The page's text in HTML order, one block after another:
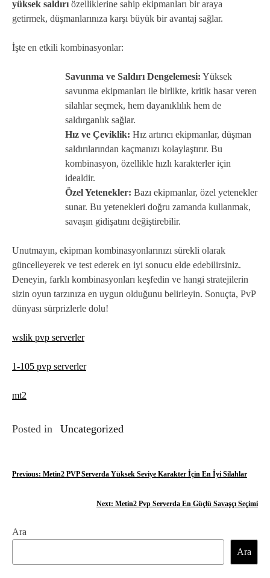
yüksek saldırı özelliklerine sahip ekipmanları bir araya
getirmek, düşmanlarınıza karşı büyük bir avantaj sağlar.
İşte en etkili kombinasyonlar:
Savunma ve Saldırı Dengelemesi: Yüksek
savunma ekipmanları ile birlikte, kritik hasar veren
silahlar seçmek, hem dayanıklılık hem de
saldırganlık sağlar.
Hız ve Çeviklik: Hız artırıcı ekipmanlar, düşman
saldırılarından kaçmanızı kolaylaştırır. Bu
kombinasyon, özellikle hızlı karakterler için
idealdir.
Özel Yetenekler: Bazı ekipmanlar, özel yetenekler
sunar. Bu yetenekleri doğru zamanda kullanmak,
savaşın gidişatını değiştirebilir.
Unutmayın, ekipman kombinasyonlarınızı sürekli olarak
güncelleyerek ve test ederek en iyi sonucu elde edebilirsiniz.
Deneyin, farklı kombinasyonları keşfedin ve hangi stratejilerin
sizin oyun tarzınıza en uygun olduğunu belirleyin. Sonuçta, PvP
dünyası sürprizlerle dolu!
wslik pvp serverler
1-105 pvp serverler
mt2
Posted in Uncategorized
Y
ı
g
Previous: Metin2 PVP Serverda Yüksek Seviye Karakter İçin En İyi Silahlar
Next: Metin2 Pvp Serverda En Güçlü Savaşçı Seçimi
Ara
Ara